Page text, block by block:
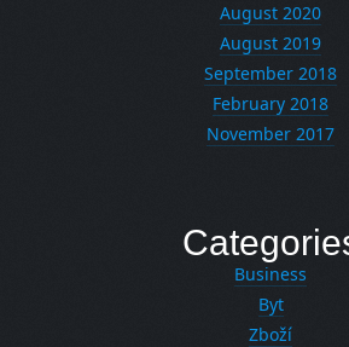
August 2020
August 2019
September 2018
February 2018
November 2017
Business
Byt
Zboží